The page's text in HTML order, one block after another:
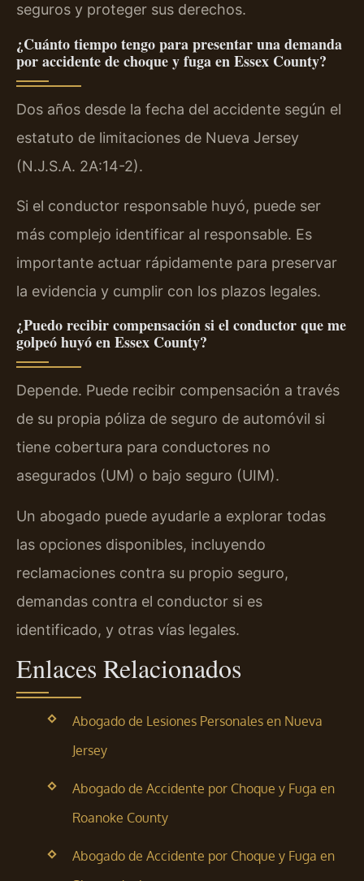
seguros y proteger sus derechos.
¿Cuánto tiempo tengo para presentar una demanda
por accidente de choque y fuga en Essex County?
Dos años desde la fecha del accidente según el
estatuto de limitaciones de Nueva Jersey
(N.J.S.A. 2A:14-2).
Si el conductor responsable huyó, puede ser
más complejo identificar al responsable. Es
importante actuar rápidamente para preservar
la evidencia y cumplir con los plazos legales.
¿Puedo recibir compensación si el conductor que me
golpeó huyó en Essex County?
Depende. Puede recibir compensación a través
de su propia póliza de seguro de automóvil si
tiene cobertura para conductores no
asegurados (UM) o bajo seguro (UIM).
Un abogado puede ayudarle a explorar todas
las opciones disponibles, incluyendo
reclamaciones contra su propio seguro,
demandas contra el conductor si es
identificado, y otras vías legales.
Enlaces Relacionados
Abogado de Lesiones Personales en Nueva
Jersey
Abogado de Accidente por Choque y Fuga en
Roanoke County
Abogado de Accidente por Choque y Fuga en